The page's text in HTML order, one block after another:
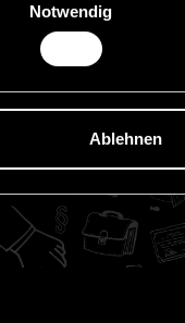
Notwendig
Ablehnen